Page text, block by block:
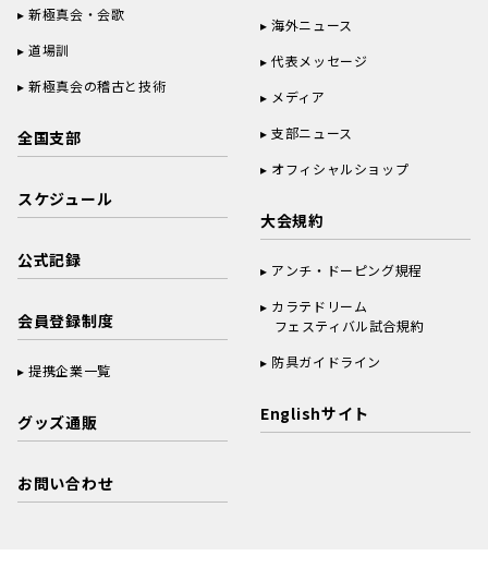
新極真会・会歌
道場訓
新極真会の稽古と技術
全国支部
スケジュール
公式記録
会員登録制度
提携企業一覧
グッズ通販
お問い合わせ
海外ニュース
代表メッセージ
メディア
支部ニュース
オフィシャルショップ
大会規約
アンチ・ドーピング規程
カラテドリーム
フェスティバル試合規約
防具ガイドライン
Englishサイト